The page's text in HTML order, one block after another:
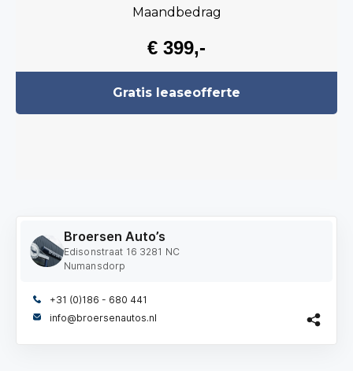
Broersen Auto’s
Edisonstraat 16 3281 NC
Numansdorp
+31 (0)186 - 680 441
info@broersenautos.nl